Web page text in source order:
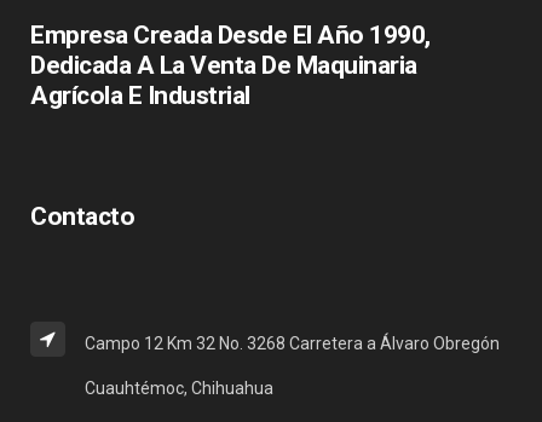
Empresa Creada Desde El Año 1990,
Dedicada A La Venta De Maquinaria
Agrícola E Industrial
Contacto
Campo 12 Km 32 No. 3268 Carretera a Álvaro Obregón
Cuauhtémoc, Chihuahua